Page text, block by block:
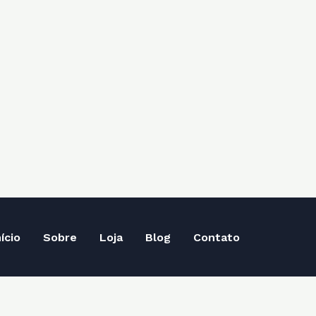
Sobre Loja Blog Contato